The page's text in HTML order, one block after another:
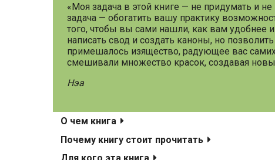
«Моя задача в этой книге — не придумать и
задача — обогатить вашу практику
того, чтобы вы сами нашли, как вам удобнее
написать свод и создать каноны, но
примешалось изящество, радующее вас
смешивали множество красок, создавая
Нэа
О чем книга
Почему книгу стоит прочитать